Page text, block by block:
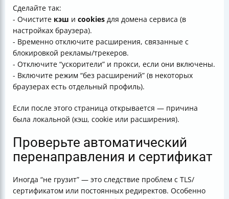
Сделайте так:
- Очистите кэш и cookies для домена сервиса (в
настройках браузера).
- Временно отключите расширения, связанные с
блокировкой рекламы/трекеров.
- Отключите “ускорители” и прокси, если они включены.
- Включите режим “без расширений” (в некоторых
браузерах есть отдельный профиль).
Если после этого страница открывается — причина
была локальной (кэш, cookie или расширения).
Проверьте автоматический
перенаправления и сертификат
Иногда “не грузит” — это следствие проблем с TLS/
сертификатом или постоянных редиректов. Особенно